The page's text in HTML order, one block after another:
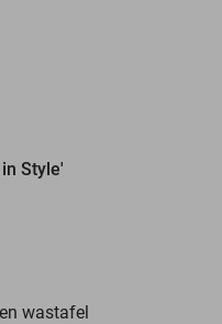
Style'
wastafel